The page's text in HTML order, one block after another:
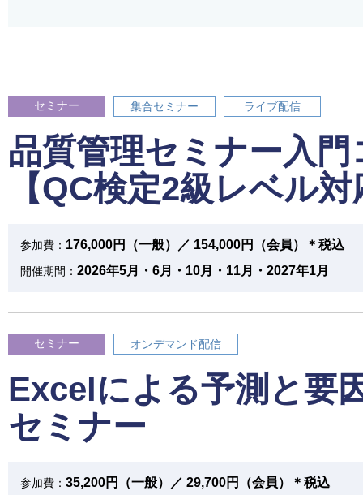
セミナー 集合セミナー ライブ配信
品質管理セミナー入門
【QC検定2級レベル
参加費： 176,000円（一般）／ 154,000円（会員）＊税込
開催期間： 2026年5月・6月・10月・11月・2027年1月
セミナー オンデマンド配信
Excelによる予測と要
セミナー
参加費： 35,200円（一般）／ 29,700円（会員）＊税込